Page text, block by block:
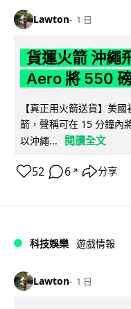
Lawton 1 日
貨運火箭 沖繩
Aero 將 550
【真正用火箭送貨】美
箭，聲稱可在 15 分鐘內
以沖繩...
閱讀全文
52 6 ↗ 分享
科技娛樂 遊戲情報
Lawton 1 日